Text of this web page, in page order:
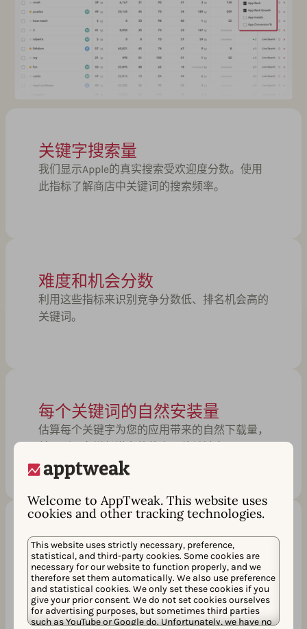
Welcome to AppTweak. This website uses
cookies and other tracking technologies.
This website uses strictly necessary, preference,
statistical, and third-party cookies. Some cookies are
necessary for our website to function properly, and we
therefore set them automatically. We also use preference
and statistical cookies. We only set these cookies if you
give your prior consent. We do not set cookies ourselves
for advertising purposes, but sometimes third parties
such as YouTube or Google do. Unfortunately, we have no
关键字搜索量
我们显示Apple的真实搜索受欢迎度分数。使用
此指标了解商店中关键词的搜索频率。
难度和机会分数
利用这些指标来识别竞争分数低、排名机会高的
关键词。
每个关键词的自然安装量
估算每个关键字为您的应用带来的自然下载量，
相关性分数（AI）
由 Atlas AI 提供支持，这一独特的 KPI 指标显示
了在应用商店语境下每个关键字与您应用的相关
程度。